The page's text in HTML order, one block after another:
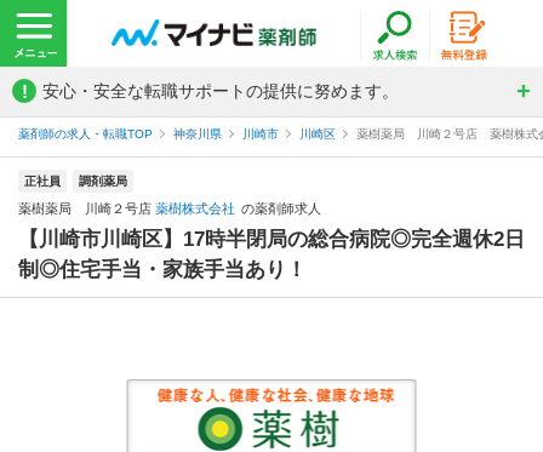
! 安心・安全な転職サポートの提供に努めます。
薬剤師の求人・転職TOP 神奈川県 川崎市 川崎区 薬樹薬局 川崎２号店 薬樹株式
正社員 調剤薬局
薬樹薬局 川崎２号店 薬樹株式会社 の薬剤師求人
【川崎市川崎区】17時半閉局の総合病院◎完全週休2日
制◎住宅手当・家族手当あり！